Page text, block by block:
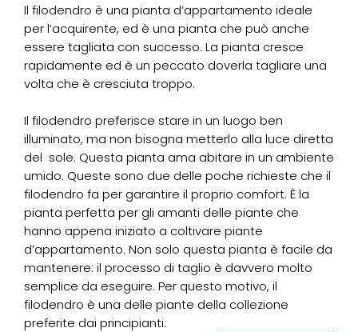
Il filodendro è una pianta d’appartamento ideale
per l’acquirente, ed è una pianta che può anche
essere tagliata con successo. La pianta cresce
rapidamente ed è un peccato doverla tagliare una
volta che è cresciuta troppo.
Il filodendro preferisce stare in un luogo ben
illuminato, ma non bisogna metterlo alla luce diretta
del sole. Questa pianta ama abitare in un ambiente
umido. Queste sono due delle poche richieste che il
filodendro fa per garantire il proprio comfort. È la
pianta perfetta per gli amanti delle piante che
hanno appena iniziato a coltivare piante
d’appartamento. Non solo questa pianta è facile da
mantenere: il processo di taglio è davvero molto
semplice da eseguire. Per questo motivo, il
filodendro è una delle piante della collezione
preferite dai principianti.